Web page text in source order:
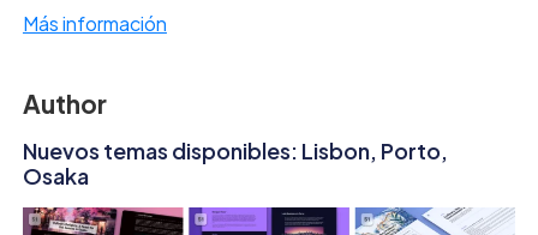
Más información
Author
Nuevos temas disponibles: Lisbon, Porto,
Osaka